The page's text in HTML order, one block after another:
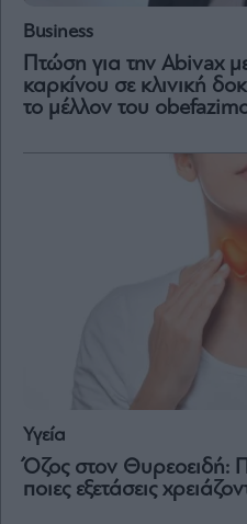
Business
Πτώση για την Abivax
καρκίνου σε κλινική
το μέλλον του
Υγεία
Όζος στον Θυρεοειδή:
ποιες εξετάσεις